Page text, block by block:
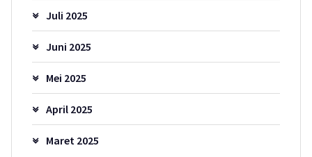
Juli 2025
Juni 2025
Mei 2025
April 2025
Maret 2025